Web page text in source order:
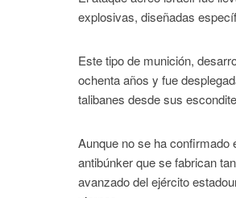
explosivas, diseñadas
Este tipo de munición,
ochenta años y fue
talibanes desde sus
Aunque no se ha confirmado
antibúnker que se fabrican
avanzado del ejército